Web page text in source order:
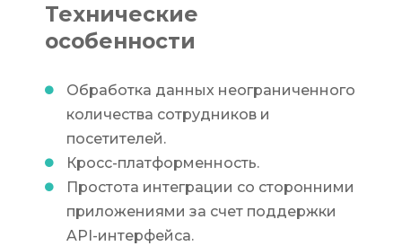
Технические
особенности
Обработка данных неограниченного
количества сотрудников и
посетителей.
Кросс-платформенность.
Простота интеграции со сторонними
приложениями за счет поддержки
API-интерфейса.